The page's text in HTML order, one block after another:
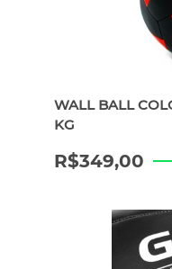
WALL BALL
KG
R$349,00